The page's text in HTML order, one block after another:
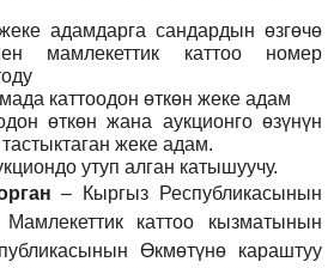
адамдарга сандардын өзгөчө
мамлекеттик каттоо номер
каттоодон өткөн жеке адам
өткөн жана аукционго өзүнүн
жеке адам.
утуп алган катышуучу.
–
Кыргыз Республикасынын
каттоо кызматынын
Өкмөтүнө караштуу